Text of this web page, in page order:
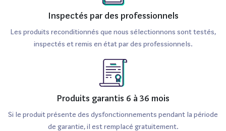
Inspectés par des professionnels
Les produits reconditionnés que nous sélectionnons sont testés,
inspectés et remis en état par des professionnels.
Produits garantis 6 à 36 mois
Si le produit présente des dysfonctionnements pendant la période
de garantie, il est remplacé gratuitement.